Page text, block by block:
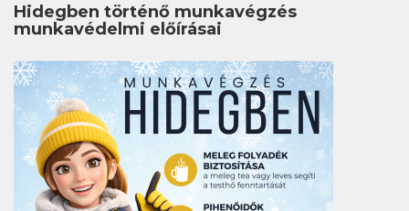
Hidegben történő munkavégzés
munkavédelmi előírásai